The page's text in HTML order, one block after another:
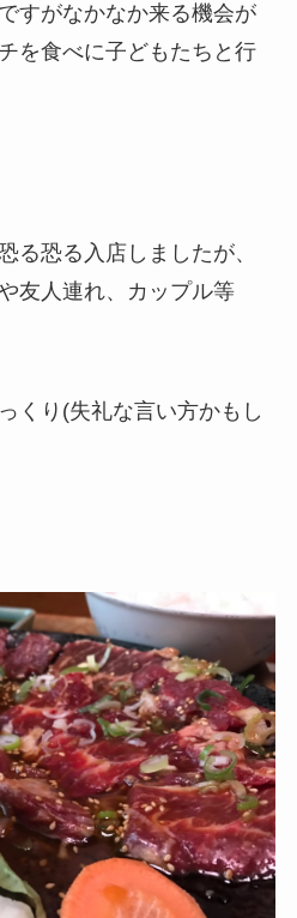
すがなかなか来る機会が
を食べに子どもたちと行
る恐る入店しましたが、
友人連れ、カップル等
くり(失礼な言い方かもし